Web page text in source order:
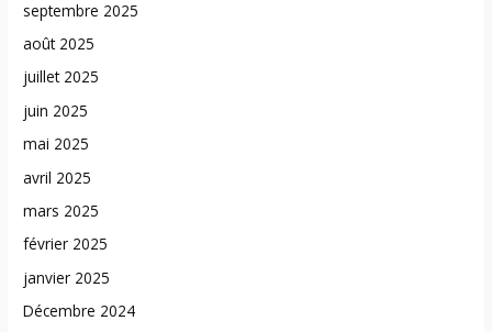
septembre 2025
août 2025
juillet 2025
juin 2025
mai 2025
avril 2025
mars 2025
février 2025
janvier 2025
Décembre 2024